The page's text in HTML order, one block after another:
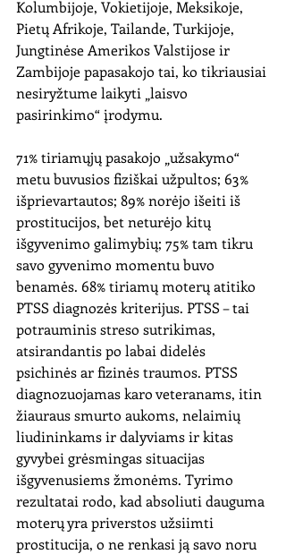
Kolumbijoje, Vokietijoje, Meksikoje,
Pietų Afrikoje, Tailande, Turkijoje,
Jungtinėse Amerikos Valstijose ir
Zambijoje papasakojo tai, ko tikriausiai
nesiryžtume laikyti „laisvo
pasirinkimo“ įrodymu.
71% tiriamųjų pasakojo „užsakymo“
metu buvusios fiziškai užpultos; 63%
išprievartautos; 89% norėjo išeiti iš
prostitucijos, bet neturėjo kitų
išgyvenimo galimybių; 75% tam tikru
savo gyvenimo momentu buvo
benamės. 68% tiriamų moterų atitiko
PTSS diagnozės kriterijus. PTSS – tai
potrauminis streso sutrikimas,
atsirandantis po labai didelės
psichinės ar fizinės traumos. PTSS
diagnozuojamas karo veteranams, itin
žiauraus smurto aukoms, nelaimių
liudininkams ir dalyviams ir kitas
gyvybei grėsmingas situacijas
išgyvenusiems žmonėms. Tyrimo
rezultatai rodo, kad absoliuti dauguma
moterų yra priverstos užsiimti
prostitucija, o ne renkasi ją savo noru